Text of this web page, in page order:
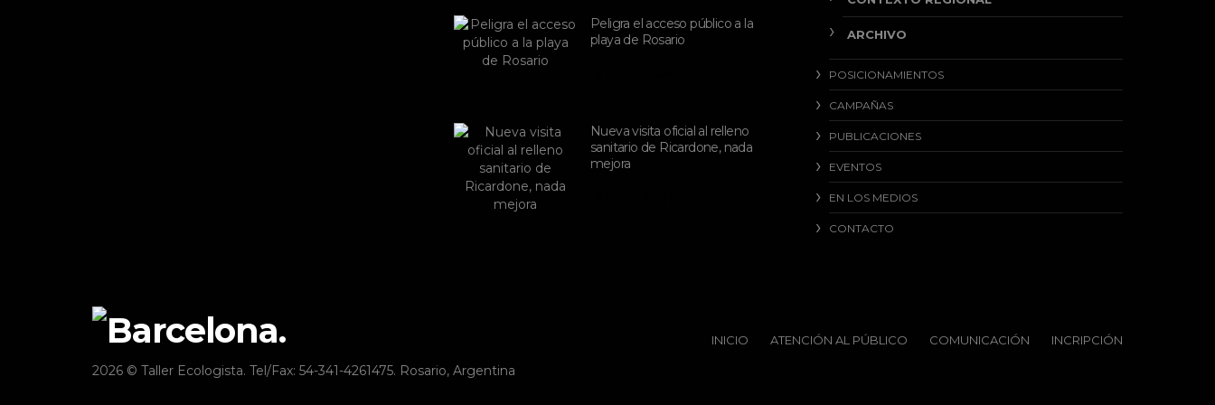
Peligra el acceso público a la
playa de Rosario
Nueva visita oficial al relleno
sanitario de Ricardone, nada
mejora
ARCHIVO
POSICIONAMIENTOS
CAMPAÑAS
PUBLICACIONES
EVENTOS
EN LOS MEDIOS
CONTACTO
2026 © Taller Ecologista. Tel/Fax: 54-341-4261475. Rosario, Argentina
INICIO ATENCIÓN AL PÚBLICO COMUNICACIÓN INCRIPCIÓN